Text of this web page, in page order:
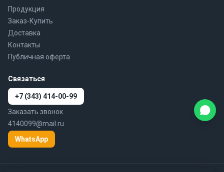
Продукция
Заказ-Купить
Доставка
Контакты
Публичная оферта
Связаться
+7 (343) 414-00-99
Заказать звонок
4140099@mail.ru
WhatsApp